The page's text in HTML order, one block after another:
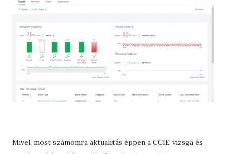
Mivel, most számomra aktualitás éppen a CCIE vizsga és